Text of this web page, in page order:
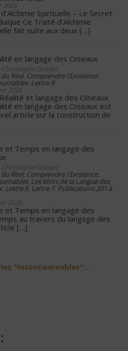
2026
Spirituelle – Le Secret
Ce Traité d’Alchimie
fait suite aux deux […]
en langage des Oiseaux
Christophe Gisbert
du Réel, Comprendre l'Existence,
, Lettre R
2026
et langage des Oiseaux
en langage des Oiseaux est
article sur la construction de
et Temps en langage des
Christophe Gisbert
du Réel, Comprendre l'Existence,
, Les Mots de la Langue des
, Lettre E, Lettre T, Publications 201 à
2026
et Temps en langage des
au travers du langage des
[…]
"Incontournables"...